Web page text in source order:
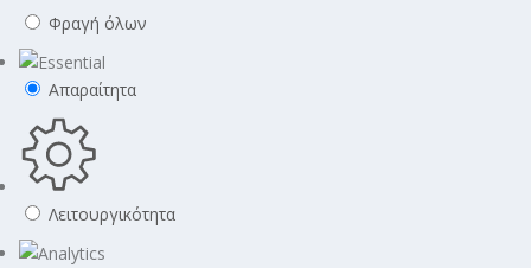
Φραγή όλων
Απαραίτητα
Λειτουργικότητα